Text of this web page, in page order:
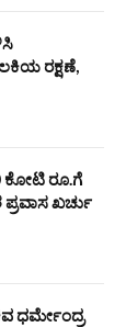
ರಕ್ಷಣೆ,
ರೂ.ಗೆ
ಖರ್ಚು
ಧರ್ಮೇಂದ್ರ